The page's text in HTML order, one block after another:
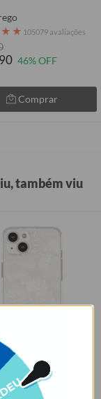
★ ★ 105079 avaliações
46% OFF
Comprar
também viu
★★105079 avaliações